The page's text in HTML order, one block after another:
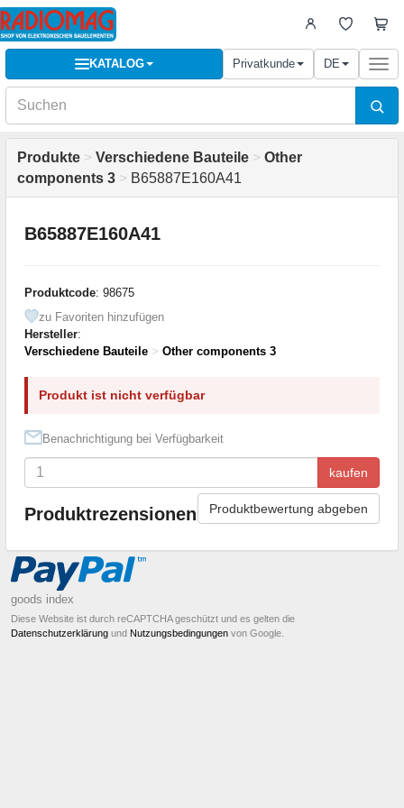
KATALOG Privatkunde DE
Produkte > Verschiedene Bauteile > Other
components 3 > B65887E160A41
B65887E160A41
Produktcode: 98675
zu Favoriten hinzufügen
Hersteller:
Verschiedene Bauteile > Other components 3
Produkt ist nicht verfügbar
Benachrichtigung bei Verfügbarkeit
kaufen
Produktrezensionen Produktbewertung abgeben
goods index
Diese Website ist durch reCAPTCHA geschützt und es gelten die
Datenschutzerklärung und Nutzungsbedingungen von Google.